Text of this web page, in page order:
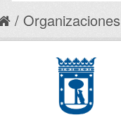
Organizaciones